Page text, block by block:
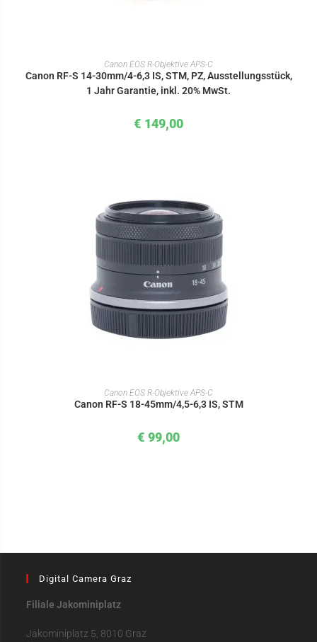
IN DEN WARENKORB
Canon EOS R-Objektive APS-C
Canon RF-S 14-30mm/4-6,3 IS, STM, PZ, Ausstellungsstück,
1 Jahr Garantie, inkl. 20% MwSt.
€ 149,00
IN DEN WARENKORB
Canon EOS R-Objektive APS-C
Canon RF-S 18-45mm/4,5-6,3 IS, STM
€ 99,00
Digital Camera Graz
Filiale Jakominiplatz
Jakominiplatz 5, 8010 Graz